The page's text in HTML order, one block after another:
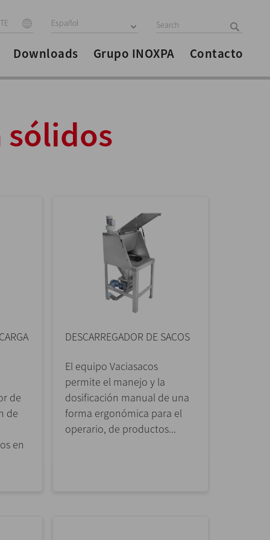
Español
Downloads Grupo INOXPA Contacto
sólidos
de
de
en
DESCARREGADOR DE SACOS
El equipo Vaciasacos
permite el manejo y la
dosificación manual de una
forma ergonómica para el
operario, de productos...